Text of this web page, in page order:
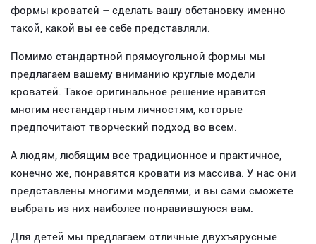
формы кроватей – сделать вашу обстановку именно
такой, какой вы ее себе представляли.
Помимо стандартной прямоугольной формы мы
предлагаем вашему вниманию круглые модели
кроватей. Такое оригинальное решение нравится
многим нестандартным личностям, которые
предпочитают творческий подход во всем.
А людям, любящим все традиционное и практичное,
конечно же, понравятся кровати из массива. У нас они
представлены многими моделями, и вы сами сможете
выбрать из них наиболее понравившуюся вам.
Для детей мы предлагаем отличные двухъярусные